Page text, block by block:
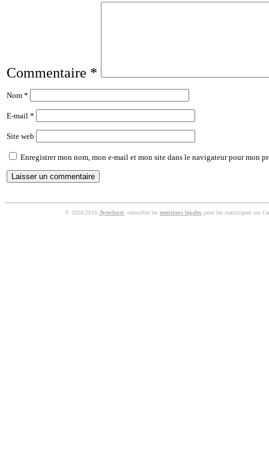
Commentaire *
Nom *
E-mail *
Site web
Enregistrer mon nom, mon e-mail et mon site dans le navigateur pour mon
© 2010-2016 Aytechnet , consultez les mentions légales pour les statistiques sur